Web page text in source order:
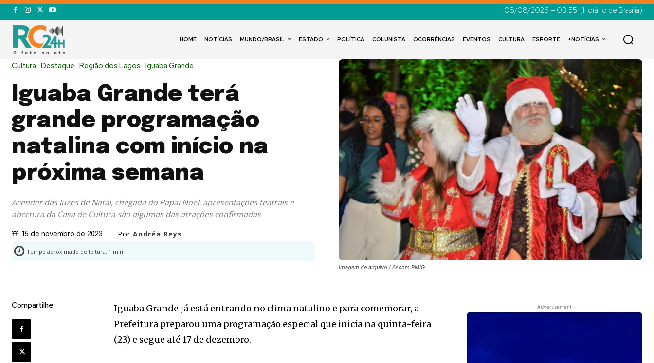
08/08/2026 — 03:55 (Horário de Brasília)
HOME NOTÍCIAS MUNDO/BRASIL ESTADO POLÍTICA COLUNISTA OCORRÊNCIAS EVENTOS CULTURA ESPORTE +NOTÍCIAS
Cultura Destaque Região dos Lagos Iguaba Grande
Iguaba Grande terá
grande programação
natalina com início na
próxima semana
Acender das luzes de Natal, chegada do Papai Noel, apresentações teatrais e
abertura da Casa de Cultura são algumas das atrações confirmadas
15 de novembro de 2023 Por Andréa Reys
Tempo aproximado de leitura: 1 min.
Imagem de arquivo / Ascom PMIG
Compartilhe
Iguaba Grande já está entrando no clima natalino e para comemorar, a
Prefeitura preparou uma programação especial que inicia na quinta-feira
(23) e segue até 17 de dezembro.
- Advertisement -